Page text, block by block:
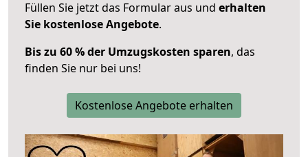
Füllen Sie jetzt das Formular aus und erhalten
Sie kostenlose Angebote.
Bis zu 60 % der Umzugskosten sparen, das
finden Sie nur bei uns!
Kostenlose Angebote erhalten